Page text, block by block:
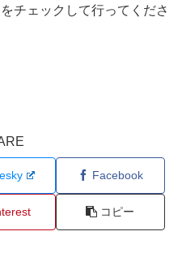
チェックして行ってくださ
Facebook
コピー